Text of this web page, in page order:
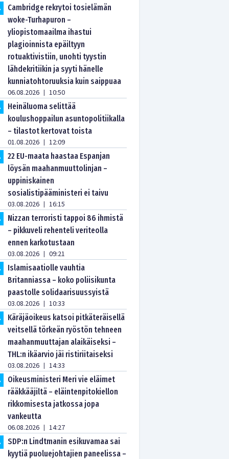
Cambridge rekrytoi tosielämän
woke-Turhapuron –
yliopistomaailma ihastui
plagioinnista epäiltyyn
rotuaktivistiin, unohti tyystin
lähdekritiikin ja syyti hänelle
kunniatohtoruuksia kuin saippuaa
06.08.2026 | 10:50
.
Heinäluoma selittää
koulushoppailun asuntopolitiikalla
– tilastot kertovat toista
01.08.2026 | 12:09
22 EU-maata haastaa Espanjan
löysän maahanmuuttolinjan –
uppiniskainen
sosialistipääministeri ei taivu
03.08.2026 | 16:15
Nizzan terroristi tappoi 86 ihmistä
– pikkuveli rehenteli veriteolla
ennen karkotustaan
03.08.2026 | 09:21
Islamisaatiolle vauhtia
Britanniassa – koko poliisikunta
paastolle solidaarisuussyistä
03.08.2026 | 10:33
Käräjäoikeus katsoi pitkäteräisellä
veitsellä törkeän ryöstön tehneen
maahanmuuttajan alaikäiseksi –
THL:n ikäarvio jäi ristiriitaiseksi
03.08.2026 | 14:33
Oikeusministeri Meri vie eläimet
rääkkääjiltä – eläintenpitokiellon
rikkomisesta jatkossa jopa
vankeutta
06.08.2026 | 14:27
SDP:n Lindtmanin esikuvamaa sai
kyytiä puoluejohtajien paneelissa –